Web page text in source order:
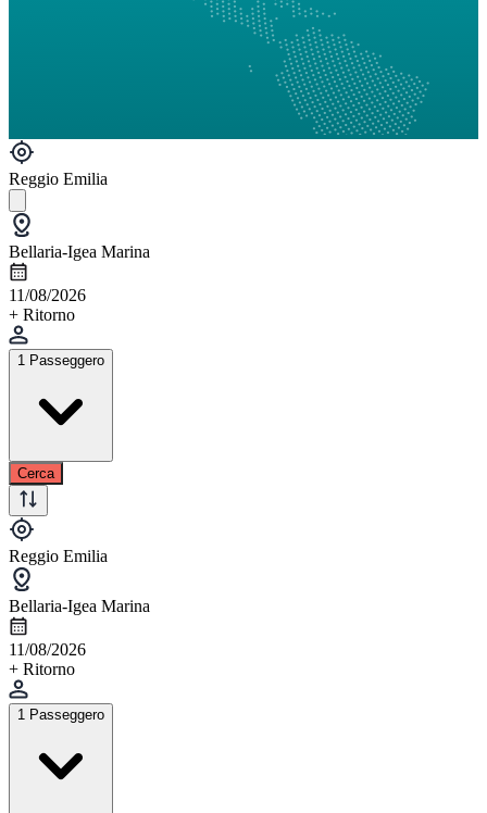
Reggio Emilia
Bellaria-Igea Marina
11/08/2026
+ Ritorno
1 Passeggero
Cerca
Reggio Emilia
Bellaria-Igea Marina
11/08/2026
+ Ritorno
1 Passeggero